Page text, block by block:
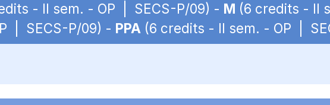
- II sem. - OP | SECS-P/09) - M (6 credits - II
| SECS-P/09) - PPA (6 credits - II sem. - OP |